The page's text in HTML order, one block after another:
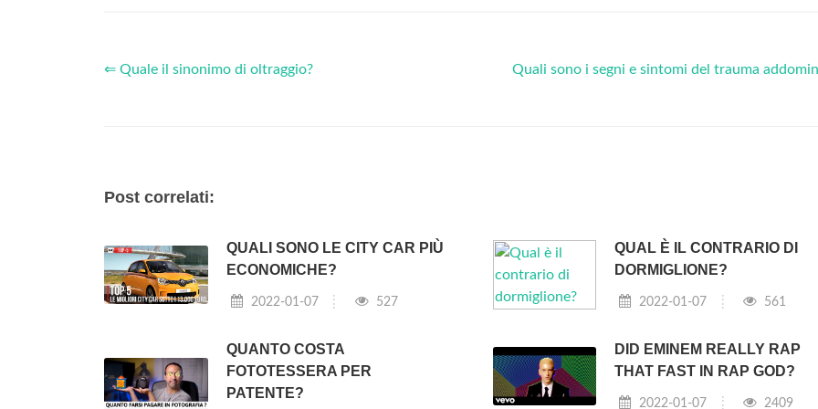
⇐ Quale il sinonimo di oltraggio? Quali sono i segni e sintomi del trauma
Post correlati:
QUALI SONO LE CITY CAR PIÙ
ECONOMICHE?
2022-01-07 527
QUAL È IL CONTRARIO DI
DORMIGLIONE?
2022-01-07 561
QUANTO COSTA
FOTOTESSERA PER
PATENTE?
DID EMINEM REALLY RAP
THAT FAST IN RAP GOD?
2022-01-07 2409